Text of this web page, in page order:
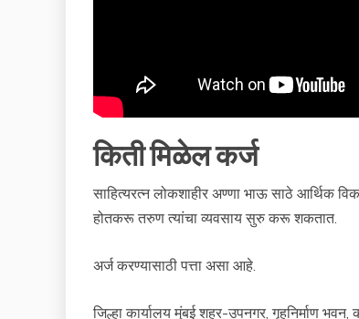
किती मिळेल कर्ज
साहित्यरत्न लोकशाहीर अण्णा भाऊ साठे आर्थिक
होतकरू तरुण त्यांचा व्यवसाय सुरु करू शकतात.
अर्ज करण्यासाठी पत्ता असा आहे.
जिल्हा कार्यालय मुंबई शहर-उपनगर, गृहनिर्माण